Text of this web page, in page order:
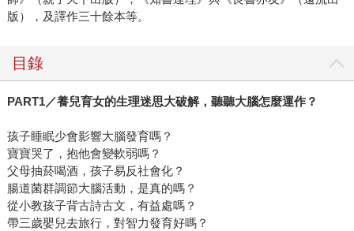
版），及譯作三十餘本等。
目錄
PART1／養兒育女的生理迷思大破解，聽聽大腦怎麼運作？
孩子睡眠少會影響大腦發育嗎？
寶寶哭了，抱他會變軟弱嗎？
父母抽菸喝酒，孩子易反社會化？
腸道菌群調節大腦活動，是真的嗎？
從小教孩子背古詩古文，有益處嗎？
帶三歲嬰兒去旅行，對智力發育好嗎？